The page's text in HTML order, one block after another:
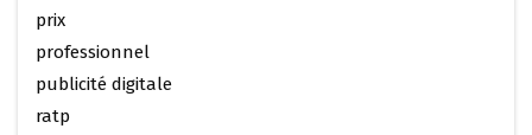
prix
professionnel
publicité digitale
ratp